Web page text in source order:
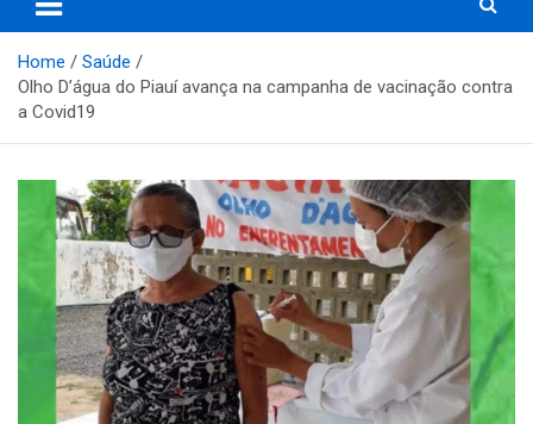
Home
Saúde
Olho D’água do Piauí avança na campanha de vacinação contra
a Covid19